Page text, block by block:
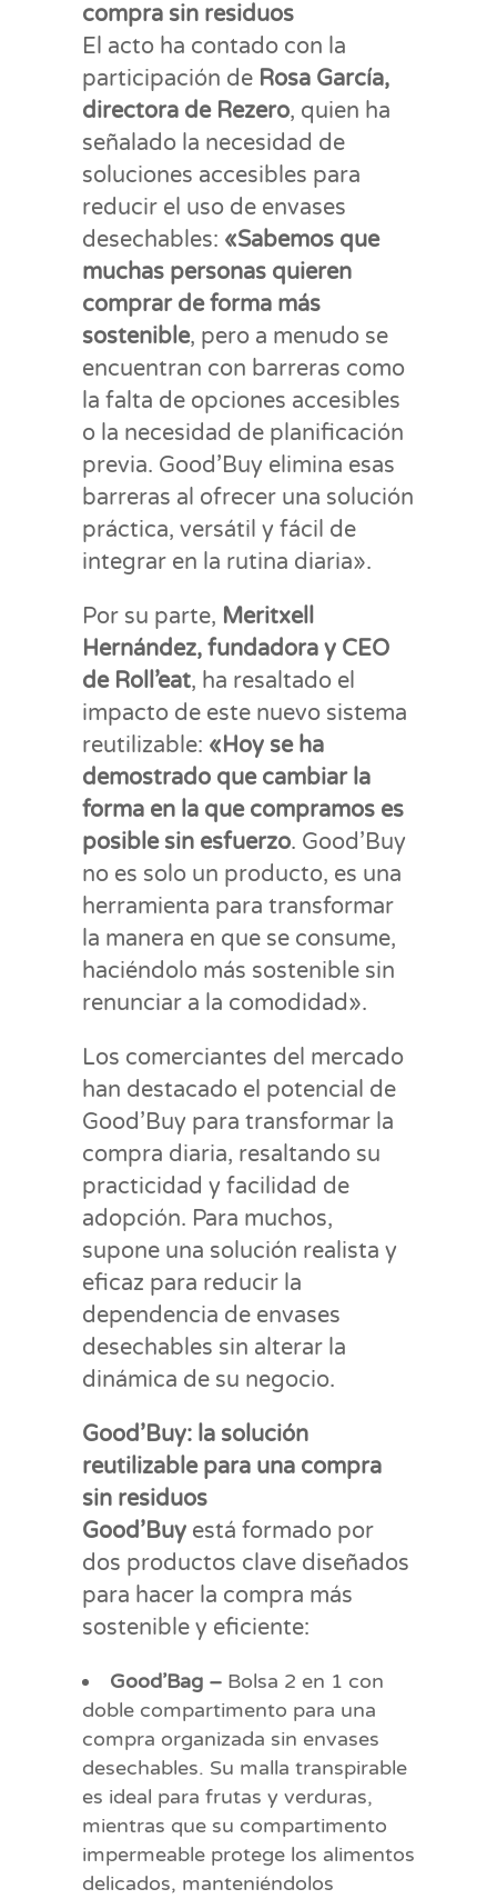
compra sin residuos
El acto ha contado con la
participación de Rosa García,
directora de Rezero, quien ha
señalado la necesidad de
soluciones accesibles para
reducir el uso de envases
desechables: «Sabemos que
muchas personas quieren
comprar de forma más
sostenible, pero a menudo se
encuentran con barreras como
la falta de opciones accesibles
o la necesidad de planificación
previa. Good’Buy elimina esas
barreras al ofrecer una solución
práctica, versátil y fácil de
integrar en la rutina diaria».
Por su parte, Meritxell
Hernández, fundadora y CEO
de Roll’eat, ha resaltado el
impacto de este nuevo sistema
reutilizable: «Hoy se ha
demostrado que cambiar la
forma en la que compramos es
posible sin esfuerzo. Good’Buy
no es solo un producto, es una
herramienta para transformar
la manera en que se consume,
haciéndolo más sostenible sin
renunciar a la comodidad».
Los comerciantes del mercado
han destacado el potencial de
Good’Buy para transformar la
compra diaria, resaltando su
practicidad y facilidad de
adopción. Para muchos,
supone una solución realista y
eficaz para reducir la
dependencia de envases
desechables sin alterar la
dinámica de su negocio.
Good’Buy: la solución
reutilizable para una compra
sin residuos
Good’Buy está formado por
dos productos clave diseñados
para hacer la compra más
sostenible y eficiente:
Good’Bag – Bolsa 2 en 1 con
doble compartimento para una
compra organizada sin envases
desechables. Su malla transpirable
es ideal para frutas y verduras,
mientras que su compartimento
impermeable protege los alimentos
delicados, manteniéndolos